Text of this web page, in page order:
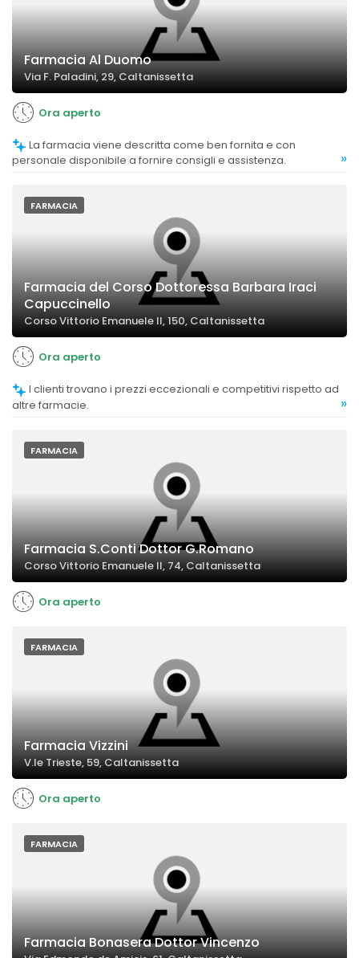
Farmacia Al Duomo
Via F. Paladini, 29, Caltanissetta
Ora aperto
personale disponibile a fornire consigli e assistenza.
»
FARMACIA
Farmacia del Corso Dottoressa Barbara Iraci
Capuccinello
Corso Vittorio Emanuele II, 150, Caltanissetta
Ora aperto
altre farmacie.
»
FARMACIA
Farmacia S.Conti Dottor G.Romano
Corso Vittorio Emanuele II, 74, Caltanissetta
Ora aperto
FARMACIA
Farmacia Vizzini
V.le Trieste, 59, Caltanissetta
Ora aperto
FARMACIA
Farmacia Bonasera Dottor Vincenzo